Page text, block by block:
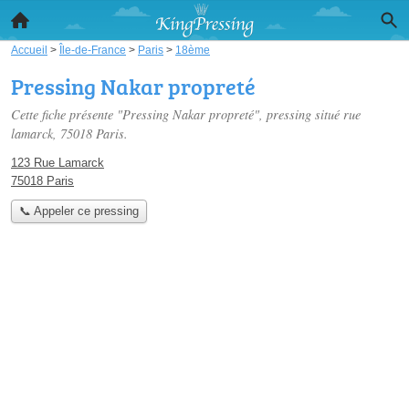
Accueil > Île-de-France > Paris > 18ème
Pressing Nakar propreté
Cette fiche présente "Pressing Nakar propreté", pressing situé rue
lamarck, 75018 Paris.
123 Rue Lamarck
75018 Paris
📞 Appeler ce pressing